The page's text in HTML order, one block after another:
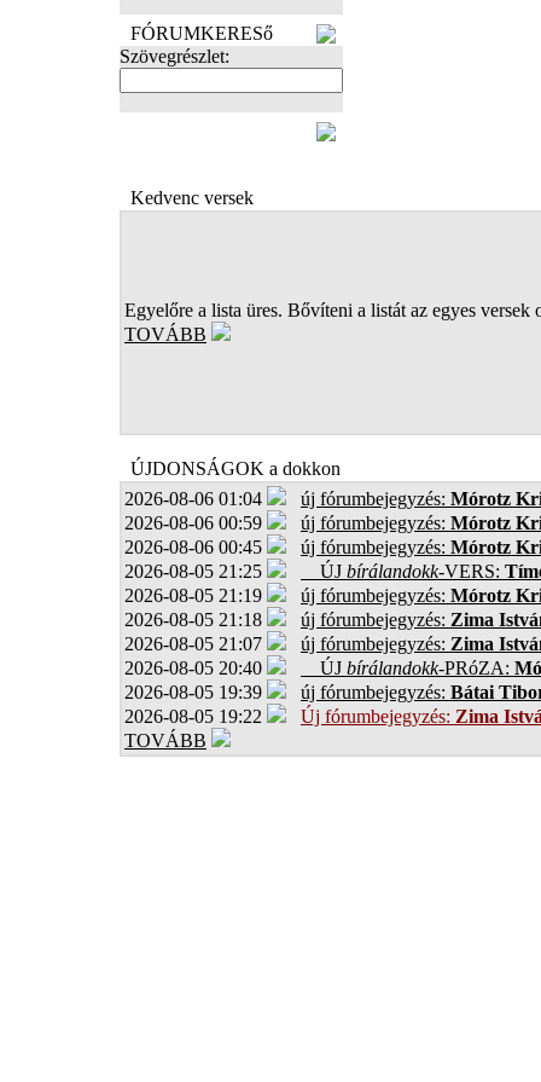
FÓRUMKERESő
Szövegrészlet:
Kedvenc versek
Egyelőre a lista üres. Bővíteni a listát az egyes versek
TOVÁBB
ÚJDONSÁGOK a dokkon
2026-08-06 01:04
új fórumbejegyzés: Mórotz
2026-08-06 00:59
új fórumbejegyzés: Mórotz
2026-08-06 00:45
új fórumbejegyzés: Mórotz
2026-08-05 21:25
ÚJ bírálandokk-VERS:
2026-08-05 21:19
új fórumbejegyzés: Mórotz
2026-08-05 21:18
új fórumbejegyzés: Zima
2026-08-05 21:07
új fórumbejegyzés: Zima
2026-08-05 20:40
ÚJ bírálandokk-PRóZA:
2026-08-05 19:39
új fórumbejegyzés: Bátai
2026-08-05 19:22
Új fórumbejegyzés: Zima
TOVÁBB